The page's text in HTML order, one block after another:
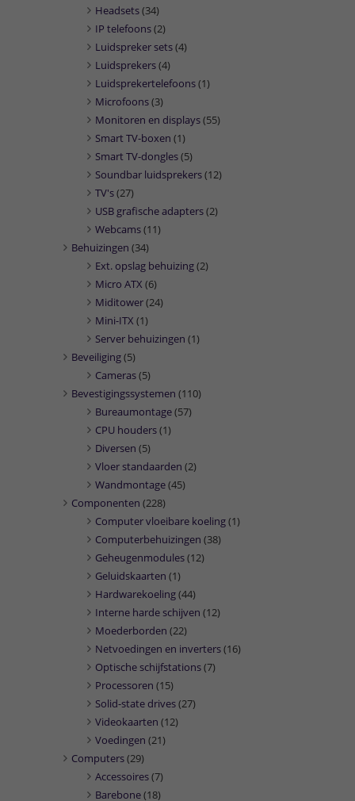
Headsets(34)
IP telefoons(2)
Luidspreker sets(4)
Luidsprekers(4)
Luidsprekertelefoons(1)
Microfoons(3)
Monitoren en displays(55)
Smart TV-boxen (1)
Smart TV-dongles(5)
Soundbar luidsprekers(12)
TV's(27)
USB grafische adapters(2)
Webcams(11)
Behuizingen (34)
Ext. opslag behuizing(2)
Micro ATX (6)
Miditower(24)
Mini-ITX (1)
Server behuizingen (1)
Beveiliging(5)
Cameras(5)
Bevestigingssystemen (110)
Bureaumontage(57)
CPU houders(1)
Diversen (5)
Vloer standaarden (2)
Wandmontage(45)
Componenten (228)
Computer vloeibare koeling(1)
Computerbehuizingen (38)
Geheugenmodules(12)
Geluidskaarten (1)
Hardwarekoeling(44)
Interne harde schijven (12)
Moederborden (22)
Netvoedingen en inverters(16)
Optische schijfstations(7)
Processoren (15)
Solid-state drives(27)
Videokaarten (12)
Voedingen (21)
Computers(29)
Accessoires(7)
Barebone(18)